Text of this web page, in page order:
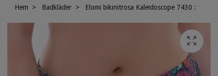
Hem Badkläder Elomi bikinitrosa Kaleidoscope 7430 :